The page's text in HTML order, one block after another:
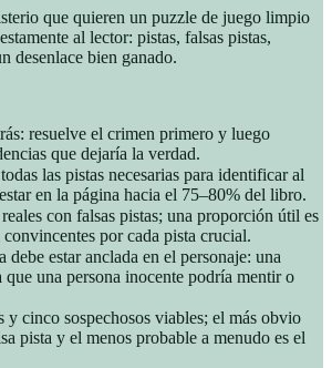
que quieren un puzzle de juego limpio
al lector: pistas, falsas pistas,
desenlace bien ganado.
resuelve el crimen primero y luego
que dejaría la verdad.
las pistas necesarias para identificar al
en la página hacia el 75–80% del libro.
con falsas pistas; una proporción útil es
convincentes por cada pista crucial.
debe estar anclada en el personaje: una
que una persona inocente podría mentir o
y cinco sospechosos viables; el más obvio
pista y el menos probable a menudo es el